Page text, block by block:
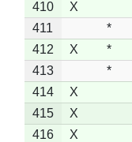
410
X
411
*
412
X *
413
*
414
X
415
X
416
X